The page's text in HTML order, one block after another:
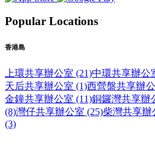
Popular Locations
香港島
上環共享辦公室 (21)中環共享辦公
天后共享辦公室 (1)西營盤共享辦
金鐘共享辦公室 (11)銅鑼灣共享辦
(8)灣仔共享辦公室 (25)柴灣共享辦
(3)